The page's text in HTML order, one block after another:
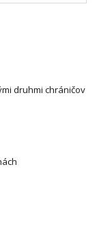
druhmi chráničov